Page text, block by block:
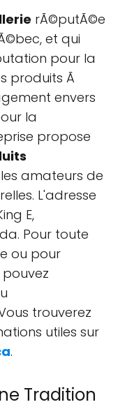
rÃ©putÃ©e
et qui
pour la
produits Ã
envers
la
propose
amateurs de
L'adresse
E,
Pour toute
ou pour
trouverez
utiles sur
.
Tradition